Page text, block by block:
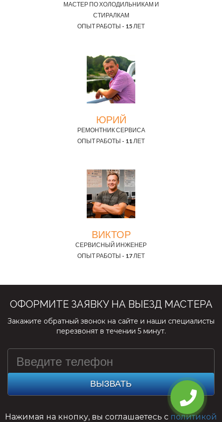
МАСТЕР ПО ХОЛОДИЛЬНИКАМ И
СТИРАЛКАМ
ОПЫТ РАБОТЫ - 15 ЛЕТ
ЮРИЙ
РЕМОНТНИК СЕРВИСА
ОПЫТ РАБОТЫ - 11 ЛЕТ
ВИКТОР
СЕРВИСНЫЙ ИНЖЕНЕР
ОПЫТ РАБОТЫ - 17 ЛЕТ
ОФОРМИТЕ ЗАЯВКУ НА ВЫЕЗД МАСТЕРА
Закажите обратный звонок на сайте и наши специалисты
перезвонят в течении 5 минут.
ВЫЗВАТЬ
Нажимая на кнопку, вы соглашаетесь с политикой